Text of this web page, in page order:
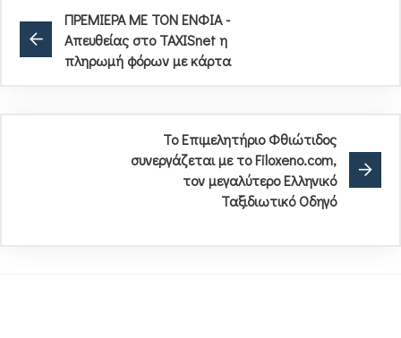
ΠΡΕΜΙΕΡΑ ΜΕ ΤΟΝ ΕΝΦΙΑ -
Απευθείας στο TAXISnet η
πληρωμή φόρων με κάρτα
Το Επιμελητήριο Φθιώτιδος
συνεργάζεται με το Filoxeno.com,
τον μεγαλύτερο Ελληνικό
Ταξιδιωτικό Οδηγό